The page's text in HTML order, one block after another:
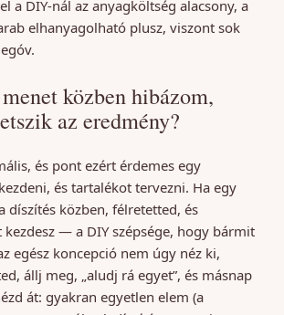
a DIY-nál az anyagköltség alacsony, a
elhanyagolható plusz, viszont sok
közben hibázom,
az eredmény?
és pont ezért érdemes egy
és tartalékot tervezni. Ha egy
díszítés közben, félretetted, és
kezdesz — a DIY szépsége, hogy bármit
egész koncepció nem úgy néz ki,
állj meg, „aludj rá egyet”, és másnap
át: gyakran egyetlen elem (a